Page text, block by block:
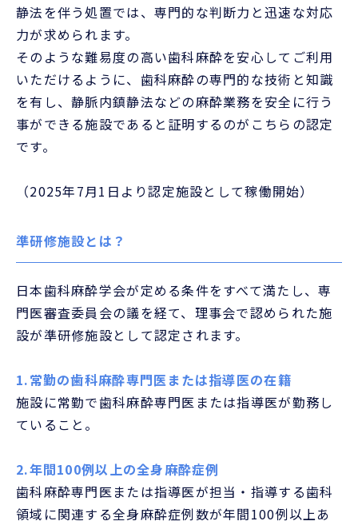
静法を伴う処置では、専門的な判断力と迅速な対応
力が求められます。
そのような難易度の高い歯科麻酔を安心してご利用
いただけるように、歯科麻酔の専門的な技術と知識
を有し、静脈内鎮静法などの麻酔業務を安全に行う
事ができる施設であると証明するのがこちらの認定
です。
（2025年7月1日より認定施設として稼働開始）
準研修施設とは？
日本歯科麻酔学会が定める条件をすべて満たし、専
門医審査委員会の議を経て、理事会で認められた施
設が準研修施設として認定されます。
1.常勤の歯科麻酔専門医または指導医の在籍
施設に常勤で歯科麻酔専門医または指導医が勤務し
ていること。
2.年間100例以上の全身麻酔症例
歯科麻酔専門医または指導医が担当・指導する歯科
領域に関連する全身麻酔症例数が年間100例以上あ